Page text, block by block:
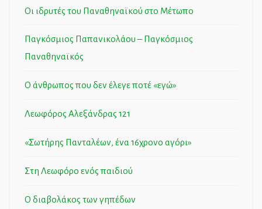
Οι ιδρυτές του Παναθηναϊκού στο Μέτωπο
Παγκόσμιος Παπανικολάου – Παγκόσμιος
Παναθηναϊκός
Ο άνθρωπος που δεν έλεγε ποτέ «εγώ»
Λεωφόρος Αλεξάνδρας 121
«Σωτήρης Πανταλέων, ένα 16χρονο αγόρι»
Στη Λεωφόρο ενός παιδιού
Ο διαβολάκος των γηπέδων